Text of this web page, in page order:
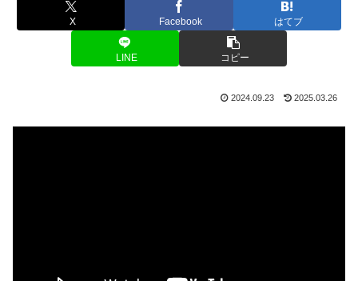
X Facebook はてブ
LINE コピー
2024.09.23 2025.03.26